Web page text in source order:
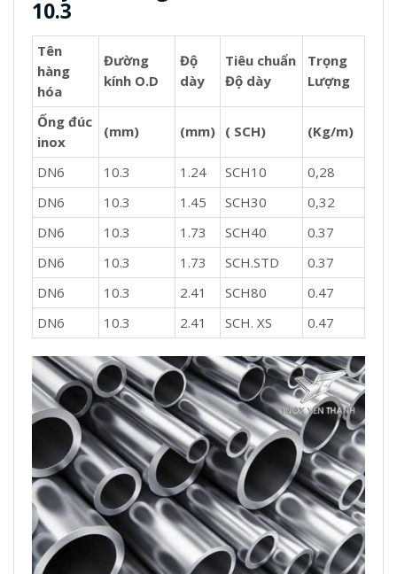
10.3
Tên
hàng
hóa
Đường
kính O.D
Độ
dày
Tiêu chuẩn
Độ dày
Trọng
Lượng
Ống đúc
inox
(mm) (mm) ( SCH) (Kg/m)
DN6 10.3 1.24 SCH10
0,28
DN6
10.3 1.45 SCH30
0,32
DN6
10.3 1.73 SCH40
0.37
DN6
10.3 1.73 SCH.STD
0.37
DN6
10.3 2.41 SCH80
0.47
DN6
10.3 2.41 SCH. XS 0.47